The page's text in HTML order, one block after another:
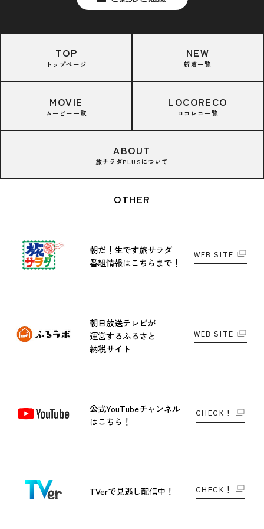
TOP
トップページ
NEW
新着一覧
MOVIE
ムービー一覧
LOCORECO
ロコレコ一覧
ABOUT
旅サラダPLUSについて
OTHER
朝だ！生です旅サラダ
番組情報はこちらまで！
WEB SITE
朝日放送テレビが
運営するふるさと
納税サイト
WEB SITE
公式YouTubeチャンネル
はこちら！
CHECK！
TVerで見逃し配信中！ CHECK！